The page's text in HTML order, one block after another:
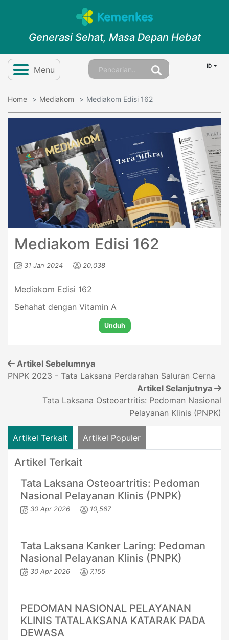
Generasi Sehat, Masa Depan Hebat
Menu ID
Home Mediakom Mediakom Edisi 162
Mediakom Edisi 162
31 Jan 2024 20,038
Mediakom Edisi 162
Sehahat dengan Vitamin A
Unduh
Artikel Sebelumnya
PNPK 2023 - Tata Laksana Perdarahan Saluran Cerna
Artikel Selanjutnya
Tata Laksana Osteoartritis: Pedoman Nasional
Pelayanan Klinis (PNPK)
Artikel Terkait Artikel Populer
Artikel Terkait
Tata Laksana Osteoartritis: Pedoman
Nasional Pelayanan Klinis (PNPK)
30 Apr 2026 10,567
Tata Laksana Kanker Laring: Pedoman
Nasional Pelayanan Klinis (PNPK)
30 Apr 2026 7,155
PEDOMAN NASIONAL PELAYANAN
KLINIS TATALAKSANA KATARAK PADA
DEWASA